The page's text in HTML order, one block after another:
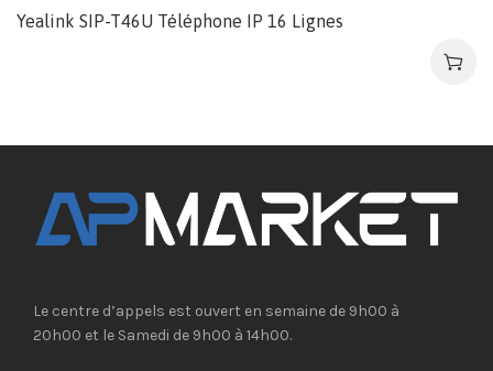
Yealink SIP-T46U Téléphone IP 16 Lignes
Le centre d’appels est ouvert en semaine de 9h00 à
20h00 et le Samedi de 9h00 à 14h00.